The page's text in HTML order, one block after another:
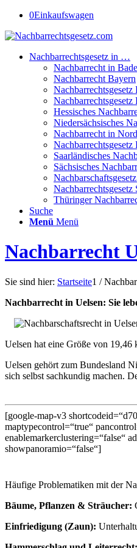
0Einkaufswagen
Nachbarrechtsgesetz in …
Nachbarrecht in
Nachbarrecht Bayern
Nachbarrechtsgesetz
Nachbarrechtsgesetz
Hessisches
Niedersächsisches
Nachbarrecht in
Saarländisches
Sächsisches
Thüringer
Suche
Menü Menü
Nachbarrecht
Sie sind hier: Startseite1 /
Nachbarrecht in Uelsen: Sie
Uelsen hat eine Größe von 19,46
Uelsen gehört zum Bundesland
sich selbst sachkundig machen.
[google-map-v3
maptypecontrol=“true“
enablemarkerclustering=“false“
showpanoramio=“false“]
Häufige Problematiken mit der
Bäume, Pflanzen & Sträucher:
Einfriedigung (Zaun):